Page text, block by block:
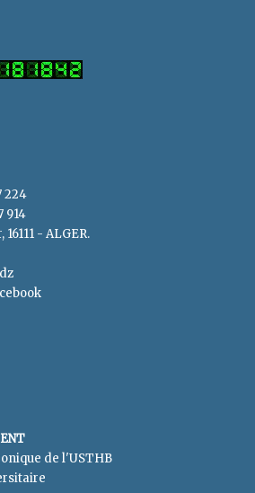
224
914
- ALGER.
ENT
de l'USTHB